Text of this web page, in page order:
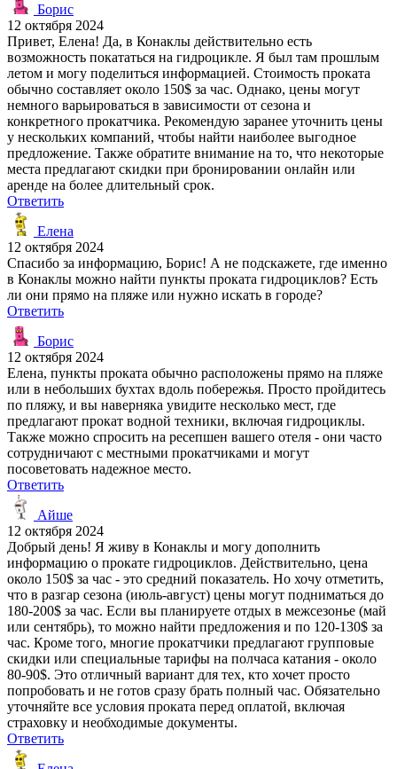
Борис
12 октября 2024
Привет, Елена! Да, в Конаклы действительно есть
возможность покататься на гидроцикле. Я был там прошлым
летом и могу поделиться информацией. Стоимость проката
обычно составляет около 150$ за час. Однако, цены могут
немного варьироваться в зависимости от сезона и
конкретного прокатчика. Рекомендую заранее уточнить цены
у нескольких компаний, чтобы найти наиболее выгодное
предложение. Также обратите внимание на то, что некоторые
места предлагают скидки при бронировании онлайн или
аренде на более длительный срок.
Ответить
Елена
12 октября 2024
Спасибо за информацию, Борис! А не подскажете, где именно
в Конаклы можно найти пункты проката гидроциклов? Есть
ли они прямо на пляже или нужно искать в городе?
Ответить
Борис
12 октября 2024
Елена, пункты проката обычно расположены прямо на пляже
или в небольших бухтах вдоль побережья. Просто пройдитесь
по пляжу, и вы наверняка увидите несколько мест, где
предлагают прокат водной техники, включая гидроциклы.
Также можно спросить на ресепшен вашего отеля - они часто
сотрудничают с местными прокатчиками и могут
посоветовать надежное место.
Ответить
Айше
12 октября 2024
Добрый день! Я живу в Конаклы и могу дополнить
информацию о прокате гидроциклов. Действительно, цена
около 150$ за час - это средний показатель. Но хочу отметить,
что в разгар сезона (июль-август) цены могут подниматься до
180-200$ за час. Если вы планируете отдых в межсезонье (май
или сентябрь), то можно найти предложения и по 120-130$ за
час. Кроме того, многие прокатчики предлагают групповые
скидки или специальные тарифы на полчаса катания - около
80-90$. Это отличный вариант для тех, кто хочет просто
попробовать и не готов сразу брать полный час. Обязательно
уточняйте все условия проката перед оплатой, включая
страховку и необходимые документы.
Ответить